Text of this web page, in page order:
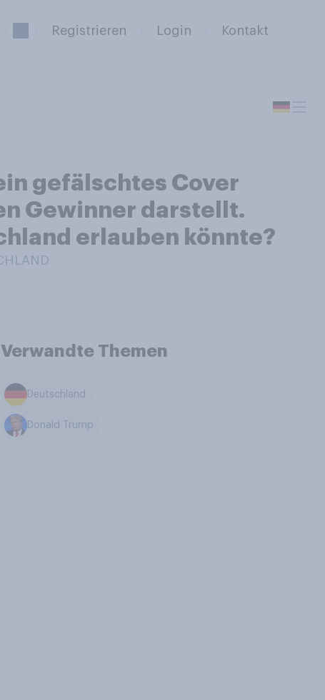
Registrieren Login Kontakt
gefälschtes Cover
Gewinner darstellt.
erlauben könnte?
Verwandte Themen
Deutschland
Donald Trump